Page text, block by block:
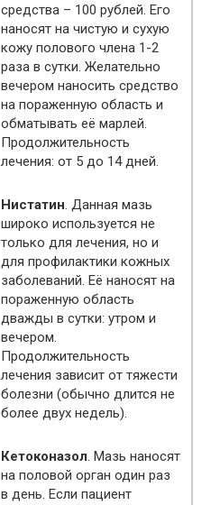
средства – 100 рублей. Его
наносят на чистую и сухую
кожу полового члена 1-2
раза в сутки. Желательно
вечером наносить средство
на пораженную область и
обматывать её марлей.
Продолжительность
лечения: от 5 до 14 дней.
Нистатин. Данная мазь
широко используется не
только для лечения, но и
для профилактики кожных
заболеваний. Её наносят на
пораженную область
дважды в сутки: утром и
вечером.
Продолжительность
лечения зависит от тяжести
болезни (обычно длится не
более двух недель).
Кетоконазол. Мазь наносят
на половой орган один раз
в день. Если пациент